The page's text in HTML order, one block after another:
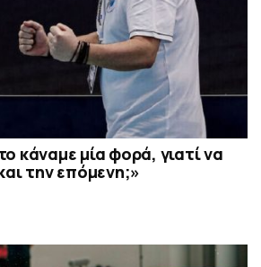
κάναμε μία φορά, γιατί να
την επόμενη;»